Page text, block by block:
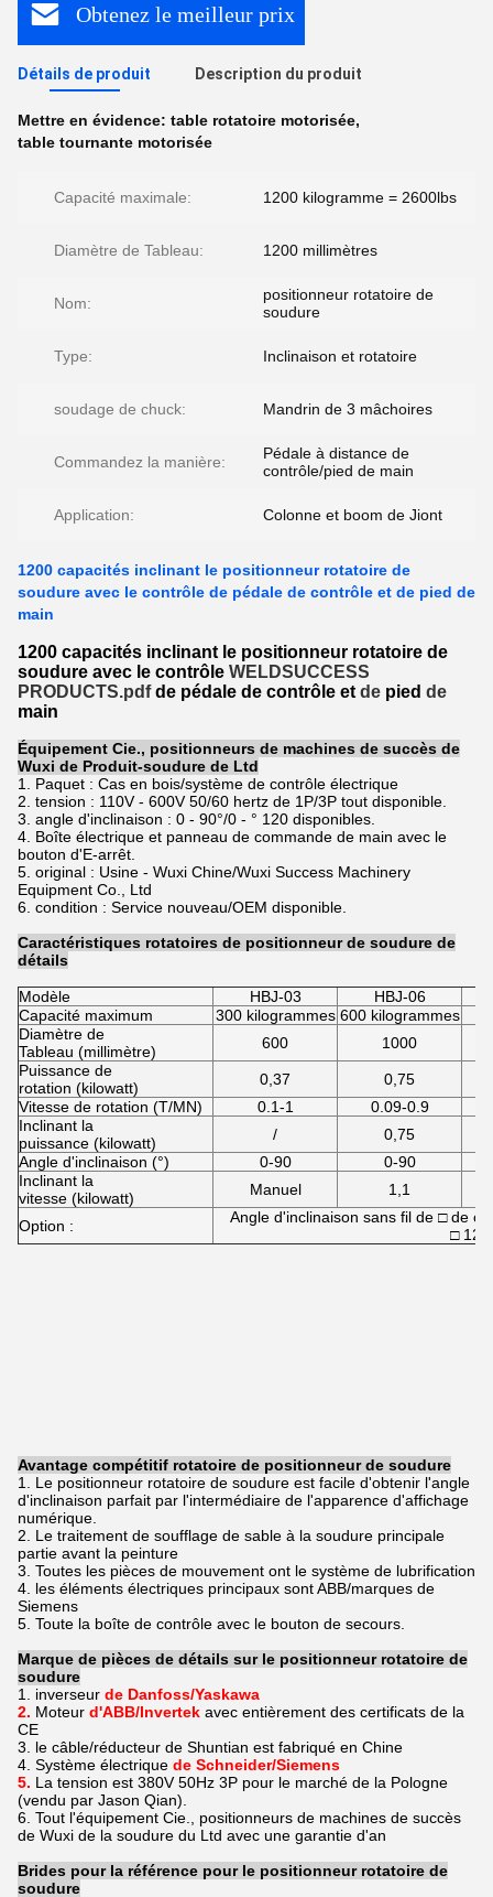
Obtenez le meilleur prix
Détails de produit Description du produit
Mettre en évidence: table rotatoire motorisée,
table tournante motorisée
Capacité maximale: 1200 kilogramme = 2600lbs
Diamètre de Tableau: 1200 millimètres
Nom:
positionneur rotatoire de
soudure
Type: Inclinaison et rotatoire
soudage de chuck: Mandrin de 3 mâchoires
Commandez la manière:
Pédale à distance de
contrôle/pied de main
Application: Colonne et boom de Jiont
1200 capacités inclinant le positionneur rotatoire de
soudure avec le contrôle de pédale de contrôle et de pied de
main
1200 capacités inclinant le positionneur rotatoire de
soudure avec le contrôle WELDSUCCESS
PRODUCTS.pdfde pédale de contrôle et de pied de
main
Équipement Cie., positionneurs de machines de succès de
Wuxi de Produit-soudure de Ltd
1. Paquet : Cas en bois/système de contrôle électrique
2. tension : 110V - 600V 50/60 hertz de 1P/3P tout disponible.
3. angle d'inclinaison : 0 - 90°/0 - ° 120 disponibles.
4. Boîte électrique et panneau de commande de main avec le
bouton d'E-arrêt.
5. original : Usine - Wuxi Chine/Wuxi Success Machinery
Equipment Co., Ltd
6. condition : Service nouveau/OEM disponible.
Caractéristiques rotatoires de positionneur de soudure de
détails
Modèle HBJ-03 HBJ-06
Capacité maximum
300 kilogrammes 600 kilogrammes
Diamètre de
Tableau (millimètre)
600 1000
Puissance de
rotation (kilowatt)
0,37
0,75
Vitesse de rotation (T/MN)
0.1-1
0.09-0.9
Inclinant la
puissance (kilowatt)
/
0,75
Angle d'inclinaison (°)
0-90 0-90
Inclinant la
vitesse (kilowatt)
Manuel 1,1
Option :
Angle d'inclinaison sans fil de □ de
□
Avantage compétitif rotatoire de positionneur de soudure
1. Le positionneur rotatoire de soudure est facile d'obtenir l'angle
d'inclinaison parfait par l'intermédiaire de l'apparence d'affichage
numérique.
2. Le traitement de soufflage de sable à la soudure principale
partie avant la peinture
3. Toutes les pièces de mouvement ont le système de lubrification
4. les éléments électriques principaux sont ABB/marques de
Siemens
5. Toute la boîte de contrôle avec le bouton de secours.
Marque de pièces de détails sur le positionneur rotatoire de
soudure
1. inverseur de Danfoss/Yaskawa
2. Moteur d'ABB/Invertek avec entièrement des certificats de la
CE
3. le câble/réducteur de Shuntian est fabriqué en Chine
4. Système électrique de Schneider/Siemens
5. La tension est 380V 50Hz 3P pour le marché de la Pologne
(vendu par Jason Qian).
6. Tout l'équipement Cie., positionneurs de machines de succès
de Wuxi de la soudure du Ltd avec une garantie d'an
Brides pour la référence pour le positionneur rotatoire de
soudure